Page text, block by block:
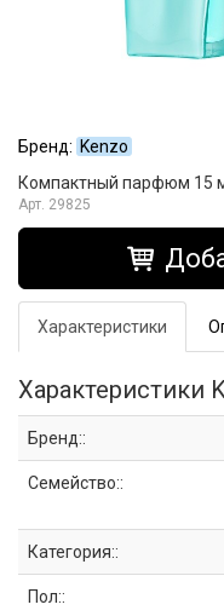
Бренд: Kenzo
Компактный парфюм 15
29825
Характеристики
Характеристики
Бренд::
Семейство::
Категория::
Пол::